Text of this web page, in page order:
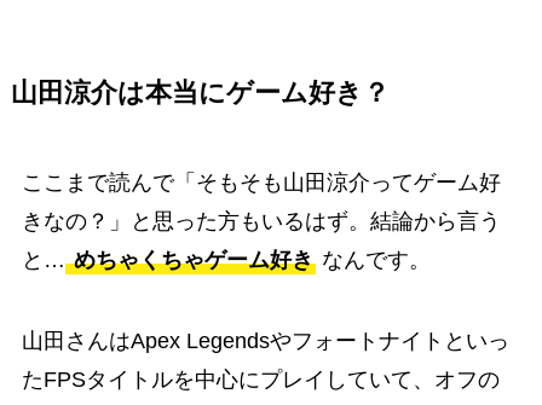
山田涼介は本当にゲーム好き？
ここまで読んで「そもそも山田涼介ってゲーム好
きなの？」と思った方もいるはず。結論から言う
と… めちゃくちゃゲーム好きなんです。
山田さんはApex Legendsやフォートナイトといっ
たFPSタイトルを中心にプレイしていて、オフの